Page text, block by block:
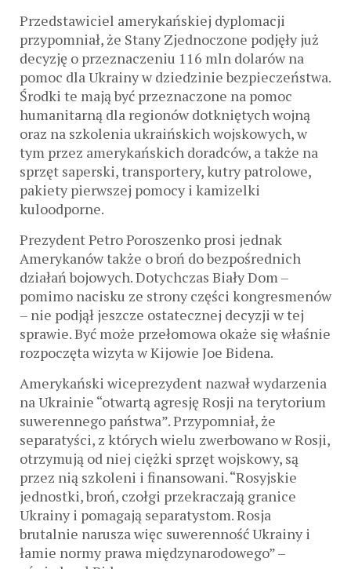
Przedstawiciel amerykańskiej dyplomacji
przypomniał, że Stany Zjednoczone podjęły już
decyzję o przeznaczeniu 116 mln dolarów na
pomoc dla Ukrainy w dziedzinie bezpieczeństwa.
Środki te mają być przeznaczone na pomoc
humanitarną dla regionów dotkniętych wojną
oraz na szkolenia ukraińskich wojskowych, w
tym przez amerykańskich doradców, a także na
sprzęt saperski, transportery, kutry patrolowe,
pakiety pierwszej pomocy i kamizelki
kuloodporne.
Prezydent Petro Poroszenko prosi jednak
Amerykanów także o broń do bezpośrednich
działań bojowych. Dotychczas Biały Dom –
pomimo nacisku ze strony części kongresmenów
– nie podjął jeszcze ostatecznej decyzji w tej
sprawie. Być może przełomowa okaże się właśnie
rozpoczęta wizyta w Kijowie Joe Bidena.
Amerykański wiceprezydent nazwał wydarzenia
na Ukrainie “otwartą agresję Rosji na terytorium
suwerennego państwa”. Przypomniał, że
separatyści, z których wielu zwerbowano w Rosji,
otrzymują od niej ciężki sprzęt wojskowy, są
przez nią szkoleni i finansowani. “Rosyjskie
jednostki, broń, czołgi przekraczają granice
Ukrainy i pomagają separatystom. Rosja
brutalnie narusza więc suwerenność Ukrainy i
łamie normy prawa międzynarodowego” –